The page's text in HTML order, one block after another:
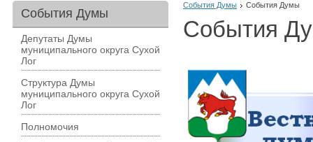
События Думы События Думы
События
События Думы
Депутаты Думы
муниципального округа Сухой
Лог
Структура Думы
муниципального округа Сухой
Лог
Полномочия